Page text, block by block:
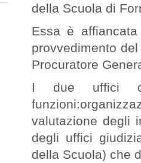
della Scuola di
Essa è
provvedimento
Procuratore
I due uffici
valutazione degli
degli uffici
della Scuola) che